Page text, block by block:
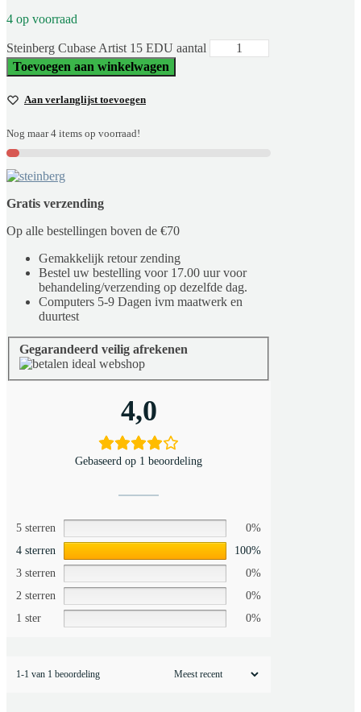
4 op voorraad
Steinberg Cubase Artist 15 EDU aantal
Toevoegen aan winkelwagen
Aan verlanglijst toevoegen
Nog maar 4 items op voorraad!
Gratis verzending
Op alle bestellingen boven de €70
Gemakkelijk retour zending
Bestel uw bestelling voor 17.00 uur voor
behandeling/verzending op dezelfde dag.
Computers 5-9 Dagen ivm maatwerk en
duurtest
Gegarandeerd veilig afrekenen
4,0
Gebaseerd op 1 beoordeling
5 sterren
0%
4 sterren
100%
3 sterren
0%
2 sterren
0%
1 ster
0%
1-1 van 1 beoordeling